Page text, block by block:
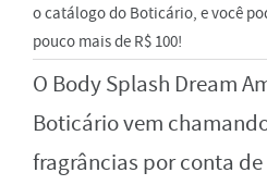
o catálogo do Boticário, e você
pouco mais de R$ 100!
O Body Splash Dream
Boticário vem
fragrâncias por conta